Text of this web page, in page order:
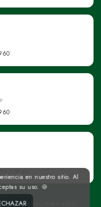
derechos reservados.
en nuestro sitio. Al
su uso. 🍪